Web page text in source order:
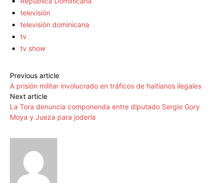
televisión
televisión dominicana
tv
tv show
Previous article
A prisión militar involucrado en tráficos de haitianos ilegales
Next article
La Tora denuncia componenda entre diputado Sergio Gory
Moya y Jueza para joderla